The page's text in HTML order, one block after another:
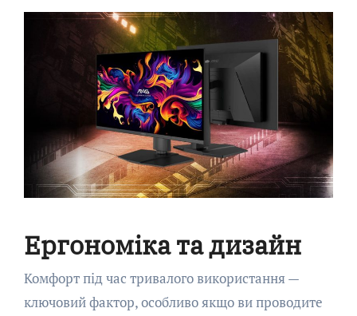
Ергономіка та дизайн
Комфорт під час тривалого використання —
ключовий фактор, особливо якщо ви проводите